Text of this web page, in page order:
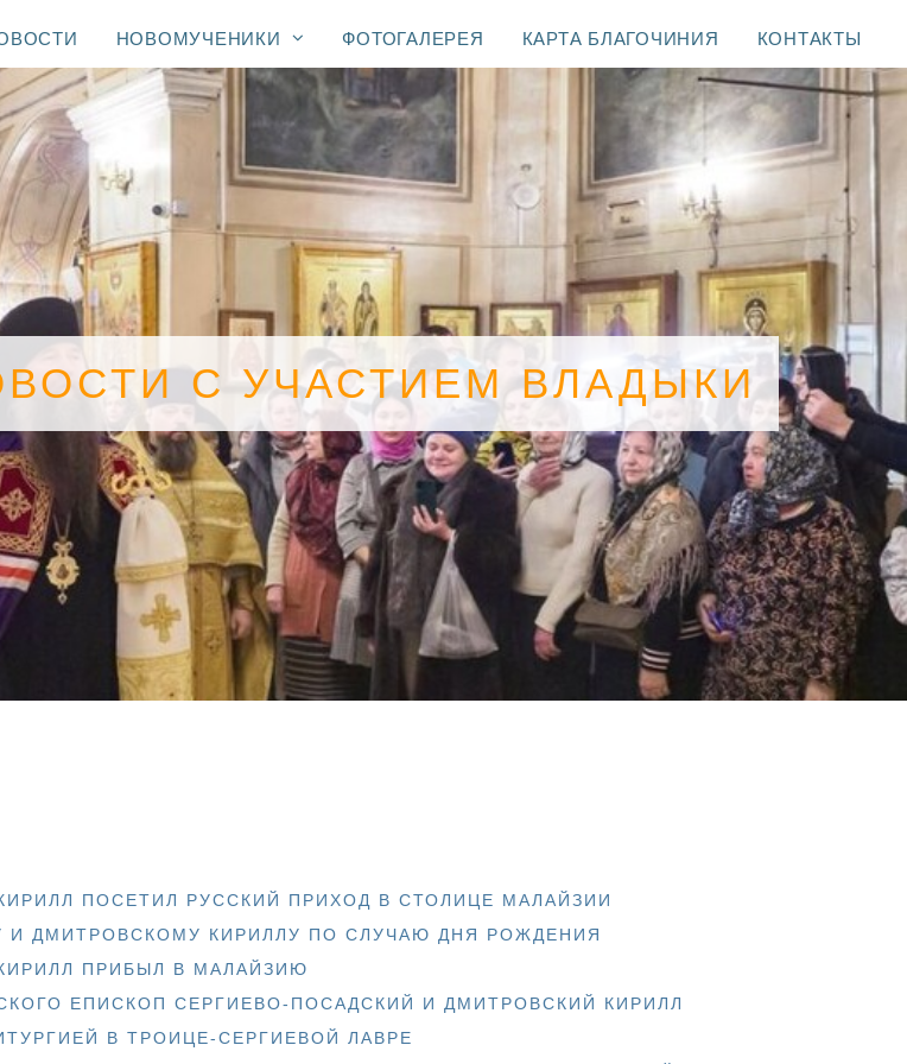
НОВОМУЧЕНИКИ ФОТОГАЛЕРЕЯ КАРТА БЛАГОЧИНИЯ КОНТАКТЫ
С УЧАСТИЕМ ВЛАДЫКИ
ПОСЕТИЛ РУССКИЙ ПРИХОД В СТОЛИЦЕ МАЛАЙЗИИ
И ДМИТРОВСКОМУ КИРИЛЛУ ПО СЛУЧАЮ ДНЯ РОЖДЕНИЯ
ПРИБЫЛ В МАЛАЙЗИЮ
ЕПИСКОП СЕРГИЕВО-ПОСАДСКИЙ И ДМИТРОВСКИЙ КИРИЛЛ
В ТРОИЦЕ-СЕРГИЕВОЙ ЛАВРЕ